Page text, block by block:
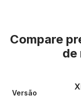
Compare
de
Versão